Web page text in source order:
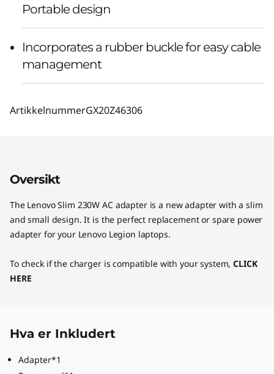
Portable design
Incorporates a rubber buckle for easy cable
management
ArtikkelnummerGX20Z46306
Oversikt
The Lenovo Slim 230W AC adapter is a new adapter with a slim
and small design. It is the perfect replacement or spare power
adapter for your Lenovo Legion laptops.
To check if the charger is compatible with your system,CLICK
HERE
Hva er Inkludert
Adapter*1